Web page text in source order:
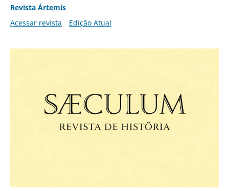
Revista Ártemis
Acessar revista
Edição Atual